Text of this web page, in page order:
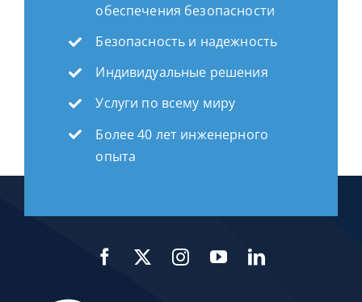
обеспечения безопасности
Безопасность и надежность
Индивидуальные решения
Услуги по всему миру
Более 40 лет инженерного
опыта